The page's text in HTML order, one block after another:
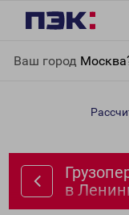
Ваш город
Ленинградскую
в